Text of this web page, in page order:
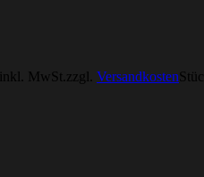
inkl. MwSt. zzgl. Versandkosten